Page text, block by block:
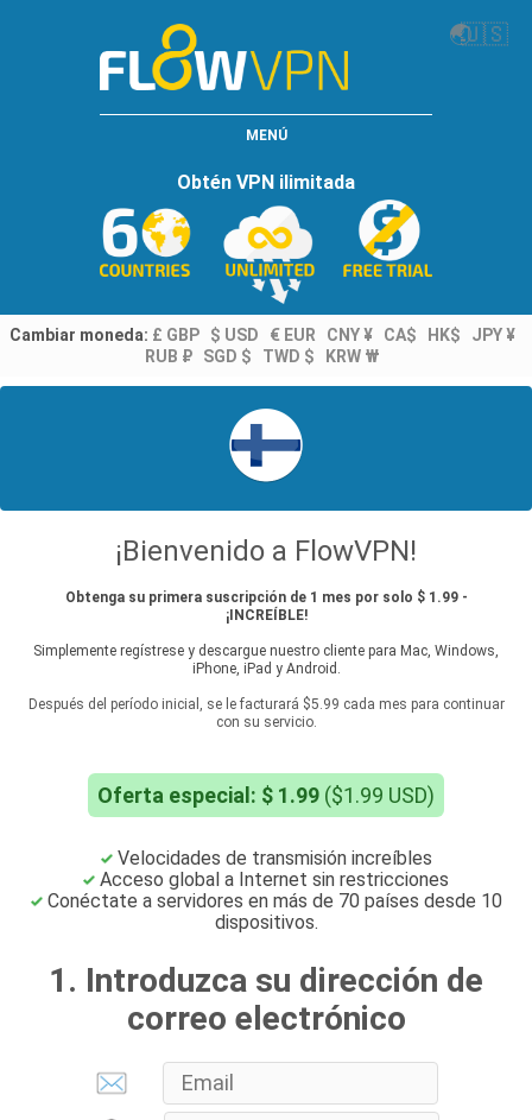
🌏🇺🇸
MENÚ
Obtén VPN ilimitada
Cambiar moneda: £ GBP $ USD € EUR CNY ¥ CA$ HK$
JPY ¥
RUB ₽
SGD $ TWD $ KRW ₩
¡Bienvenido a FlowVPN!
Obtenga su primera suscripción de 1 mes por solo $ 1.99 -
¡INCREÍBLE!
Simplemente regístrese y descargue nuestro cliente para Mac, Windows,
iPhone, iPad y Android.
Después del período inicial, se le facturará $5.99 cada mes para continuar
con su servicio.
Oferta especial: $ 1.99 ($1.99 USD)
Velocidades de transmisión increíbles
Acceso global a Internet sin restricciones
Conéctate a servidores en más de 70 países desde 10
dispositivos.
1. Introduzca su dirección de
correo electrónico